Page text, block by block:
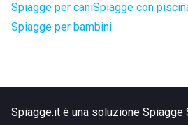
Spiagge per caniSpiagge con
Spiagge per bambini
Spiagge.it è una soluzione Spiagge